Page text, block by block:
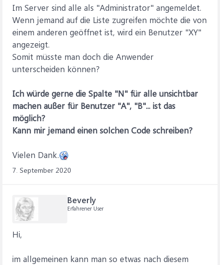
Im Server sind alle als "Administrator" angemeldet.
Wenn jemand auf die Liste zugreifen möchte die von
einem anderen geöffnet ist, wird ein Benutzer "XY"
angezeigt.
Somit müsste man doch die Anwender
unterscheiden können?
Ich würde gerne die Spalte "N" für alle unsichtbar
machen außer für Benutzer "A", "B"... ist das
möglich?
Kann mir jemand einen solchen Code schreiben?
Vielen Dank.
7. September 2020
Beverly
Erfahrener User
Hi,
im allgemeinen kann man so etwas nach diesem